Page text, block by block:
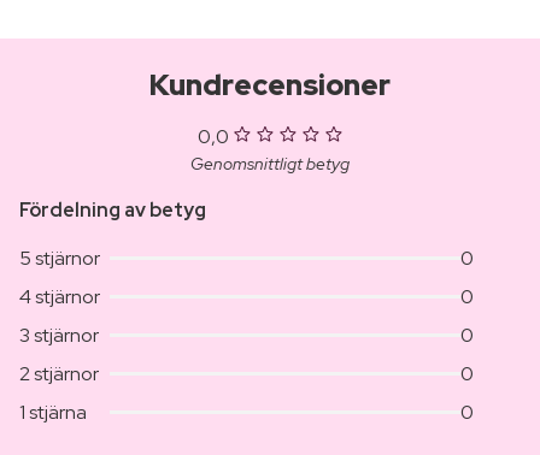
Kundrecensioner
0,0
Genomsnittligt betyg
Fördelning av betyg
5 stjärnor
0
4 stjärnor
0
3 stjärnor
0
2 stjärnor
0
1 stjärna
0